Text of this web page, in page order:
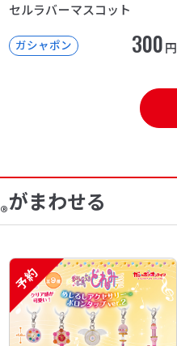
セルラバーマスコット
ガシャポン 300円
®がまわせる
予約